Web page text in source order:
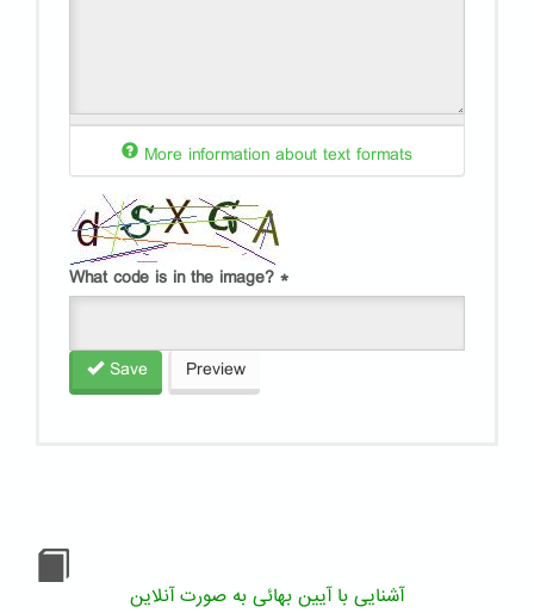
More information about text formats
What code is in the image? *
Save Preview
آشنایی با آیین بهائی به صورت آنلاین